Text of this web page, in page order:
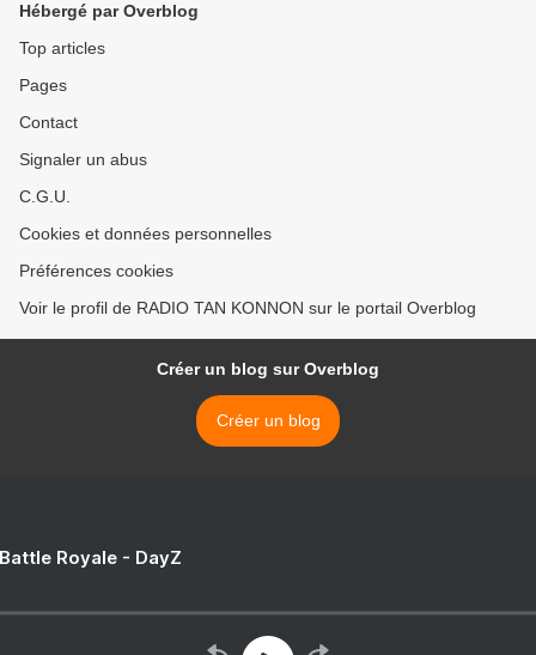
Hébergé par Overblog
Top articles
Pages
Contact
Signaler un abus
C.G.U.
Cookies et données personnelles
Préférences cookies
Voir le profil de RADIO TAN KONNON sur le portail Overblog
Créer un blog sur Overblog
Créer un blog
Royale - DayZ